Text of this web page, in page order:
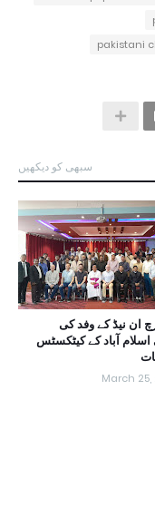
pakistani
سبھی کو دیکھیں
ان نیڈ کے وفد کی
اسلام آباد کے کیٹکسٹس
March 25,